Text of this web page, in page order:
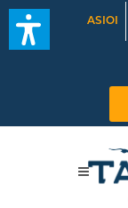
ASIOI